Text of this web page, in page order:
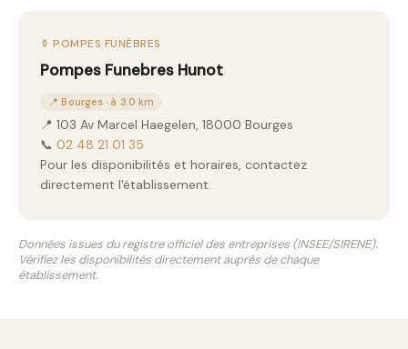
⚱️ POMPES FUNÈBRES
Pompes Funebres Hunot
📍 Bourges · à 3.0 km
📍 103 Av Marcel Haegelen, 18000 Bourges
📞 02 48 21 01 35
Pour les disponibilités et horaires, contactez
directement l'établissement.
Données issues du registre officiel des entreprises (INSEE/SIRENE).
Vérifiez les disponibilités directement auprès de chaque
établissement.